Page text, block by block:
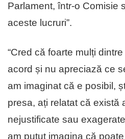
Parlament, într-o Comisie
aceste lucruri”.
“Cred că foarte mulți
acord și nu apreciază ce
am imaginat că e posibil,
presa, ați relatat că există
nejustificate sau
am putut imagina că